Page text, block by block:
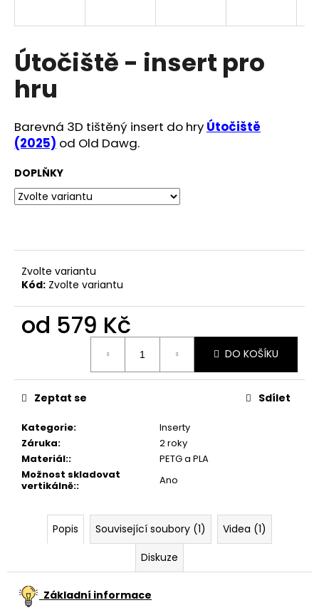
Útočiště - insert pro
hru
Barevná 3D tištěný insert do hry Útočiště
(2025) od Old Dawg.
DOPLŇKY
Zvolte variantu
Kód: Zvolte variantu
od 579 Kč
DO KOŠÍKU
Kategorie:
Inserty
Záruka:
2 roky
Materiál::
PETG a PLA
Možnost skladovat
vertikálně:: Ano
Zeptat se Sdílet
Popis Související soubory (1)
Videa (1)
Diskuze
Základní informace
í
t
?
o
u
č
u
m
e
ALDEBARAN
DUEL
INSERT
PRO